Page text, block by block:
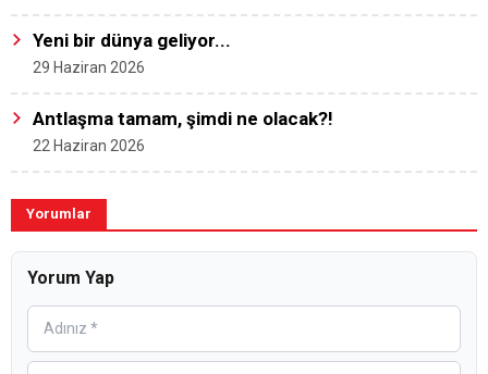
Yeni bir dünya geliyor...
29 Haziran 2026
Antlaşma tamam, şimdi ne olacak?!
22 Haziran 2026
Yorumlar
Yorum Yap